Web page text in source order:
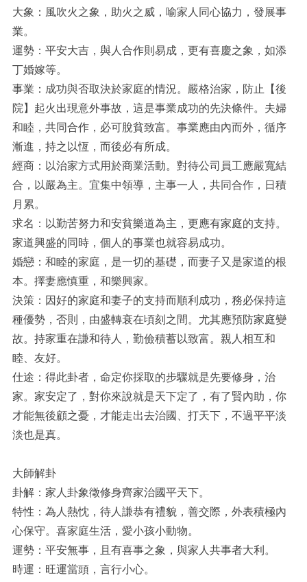
大象：風吹火之象，助火之威，喻家人同心協力，發展事
業。
運勢：平安大吉，與人合作則易成，更有喜慶之象，如添
丁婚嫁等。
事業：成功與否取決於家庭的情況。嚴格治家，防止【後
院】起火出現意外事故，這是事業成功的先決條件。夫婦
和睦，共同合作，必可脫貧致富。事業應由內而外，循序
漸進，持之以恆，而後必有所成。
經商：以治家方式用於商業活動。對待公司員工應嚴寬結
合，以嚴為主。宜集中領導，主事一人，共同合作，日積
月累。
求名：以勤苦努力和安貧樂道為主，更應有家庭的支持。
家道興盛的同時，個人的事業也就容易成功。
婚戀：和睦的家庭，是一切的基礎，而妻子又是家道的根
本。擇妻應慎重，和樂興家。
決策：因好的家庭和妻子的支持而順利成功，務必保持這
種優勢，否則，由盛轉衰在頃刻之間。尤其應預防家庭變
故。持家重在謙和待人，勤儉積蓄以致富。親人相互和
睦、友好。
仕途：得此卦者，命定你採取的步驟就是先要修身，治
家。家安定了，對你來說就是天下定了，有了賢內助，你
才能無後顧之憂，才能走出去治國、打天下，不過平平淡
淡也是真。
大師解卦
卦解：家人卦象徵修身齊家治國平天下。
特性：為人熱忱，待人謙恭有禮貌，善交際，外表積極內
心保守。喜家庭生活，愛小孩小動物。
運勢：平安無事，且有喜事之象，與家人共事者大利。
時運：旺運當頭，言行小心。